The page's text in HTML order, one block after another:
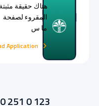
هناك حقيقة
المقروء لصفحة
ما س
Application
251 0 123